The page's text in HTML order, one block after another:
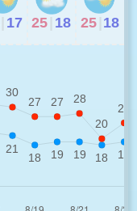
17 25 18 25 18